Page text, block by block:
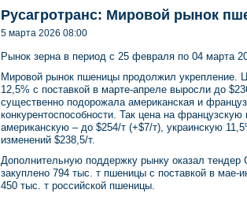
Русагротранс: Мировой рынок
5 марта 2026 08:00
Рынок зерна в период с 25 февраля по 04 марта
Мировой рынок пшеницы продолжил укрепление.
12,5% с поставкой в марте-апреле выросли до
существенно подорожала американская и
конкурентоспособности. Так цена на
американскую – до $254/т (+$7/т), украинскую
изменений $238,5/т.
Дополнительную поддержку рынку оказал
закуплено 794 тыс. т пшеницы с поставкой в
450 тыс. т российской пшеницы.